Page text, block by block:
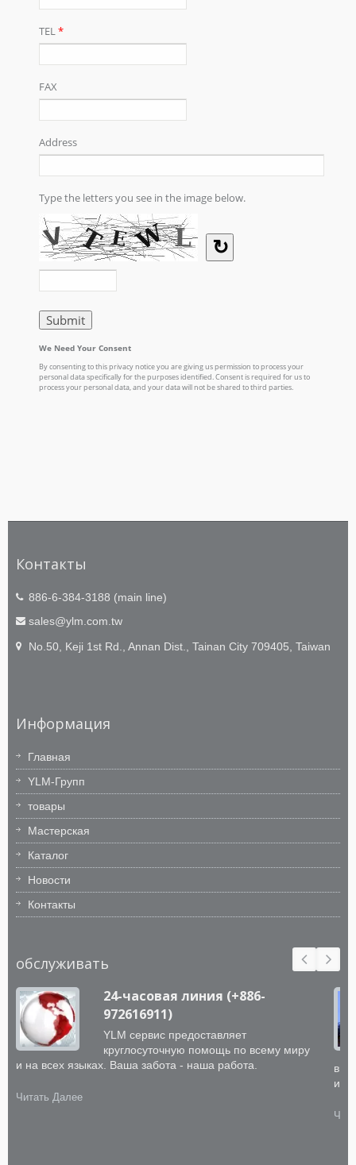
Контакты
886-6-384-3188 (main line)
sales@ylm.com.tw
No.50, Keji 1st Rd., Annan Dist., Tainan City 709405, Taiwan
Информация
Главная
YLM-Групп
товары
Мастерская
Каталог
Новости
Контакты
обслуживать
24-часовая линия (+886-
972616911)
YLM сервис предоставляет
круглосуточную помощь по всему миру
и на всех языках. Ваша забота - наша работа.
Читать Далее